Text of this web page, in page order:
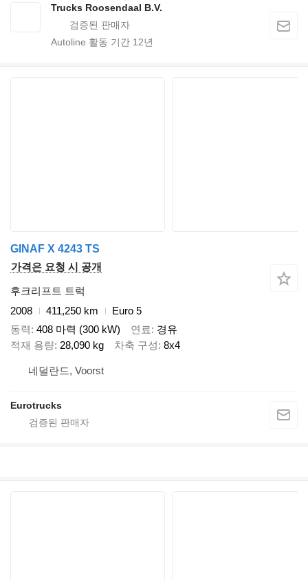
Trucks Roosendaal B.V.
Autoline 활동 기간 12년
GINAF X 4243 TS
가격은 요청 시 공개
후크리프트 트럭
2008
411,250 km
Euro 5
동력 408 마력 (300 kW) 연료
경유
적재 용량 28,090 kg 차축 구성 8x4
네덜란드, Voorst
Eurotrucks